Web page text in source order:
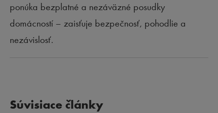
ponúka bezplatné a nezáväzné posudky
domácností – zaisťuje bezpečnosť, pohodlie a
nezávislosť.
Súvisiace články